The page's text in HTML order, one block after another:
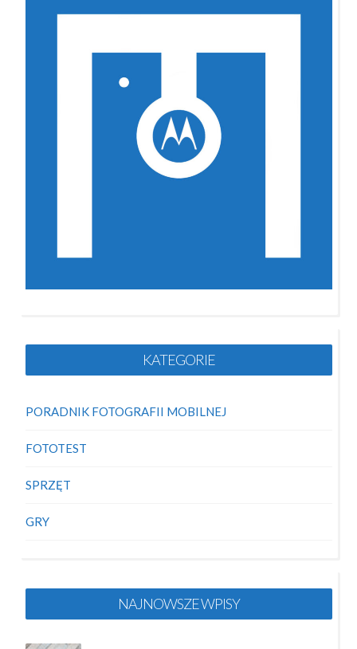
KATEGORIE
PORADNIK FOTOGRAFII MOBILNEJ
FOTOTEST
SPRZĘT
GRY
NAJNOWSZE WPISY